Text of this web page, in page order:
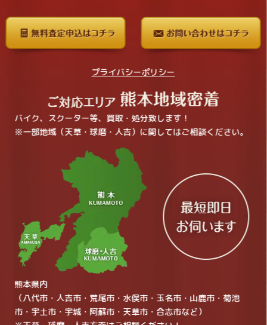
プライバシーポリシー
バイク、スクーター等、買取・処分致します！
※一部地域（天草・球磨・人吉）に関してはご相談ください。
熊本県内
（八代市・人吉市・荒尾市・水俣市・玉名市・山鹿市・菊池
市・宇土市・宇城・阿蘇市・天草市・合志市など）